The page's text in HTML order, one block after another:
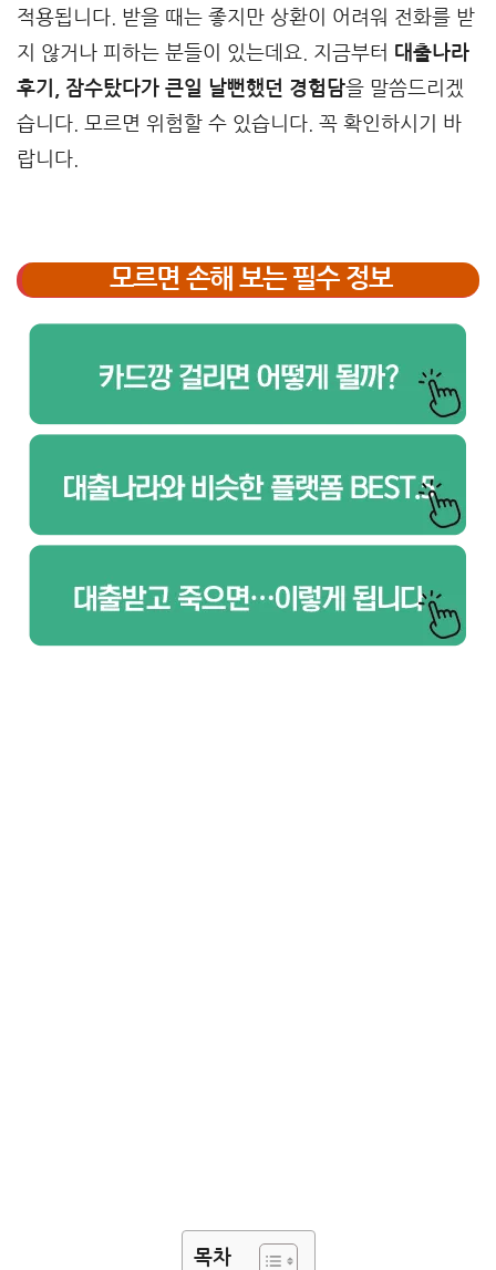
적용됩니다. 받을 때는 좋지만 상환이 어려워 전화를 받
지 않거나 피하는 분들이 있는데요. 지금부터 대출나라
후기, 잠수탔다가 큰일 날뻔했던 경험담을 말씀드리겠
습니다. 모르면 위험할 수 있습니다. 꼭 확인하시기 바
랍니다.
모르면 손해 보는 필수 정보
목차